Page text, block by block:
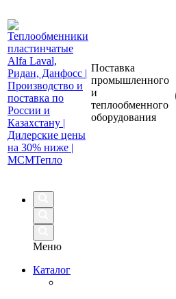
Поставка
промышленного
и
теплообменного
оборудования
Меню
Каталог